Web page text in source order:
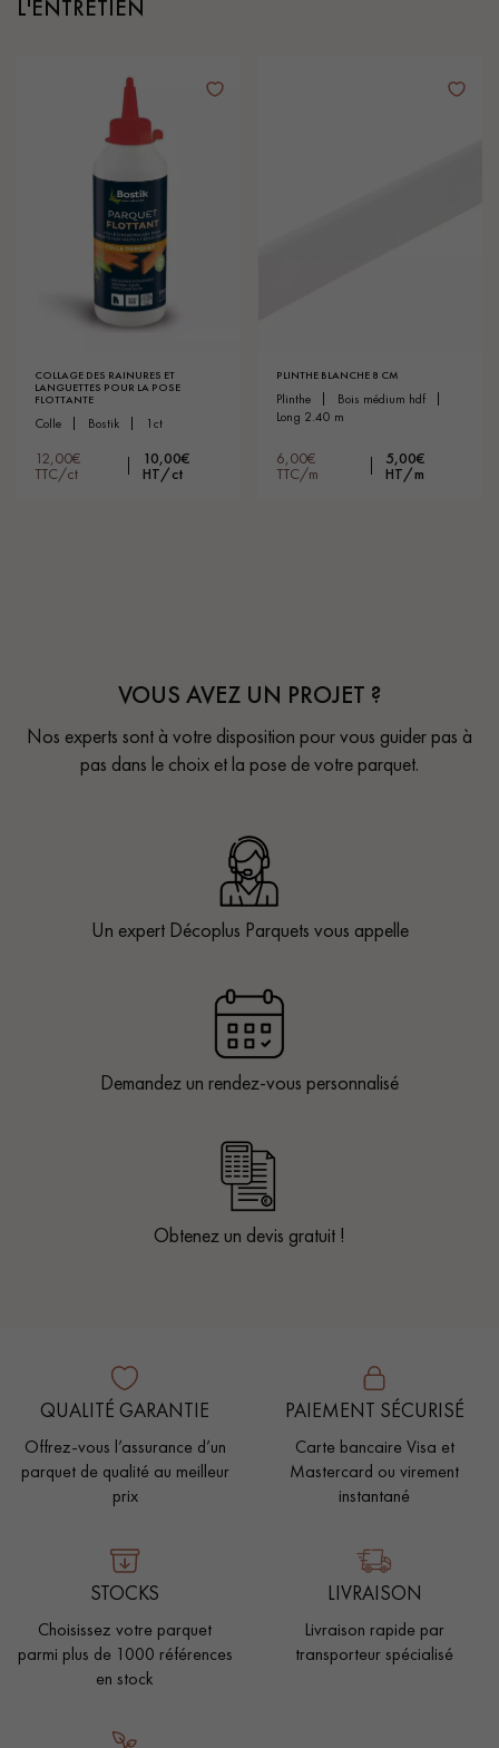
L'ENTRETIEN
COLLAGE DES RAINURES ET
LANGUETTES POUR LA POSE
FLOTTANTE
colle bostik 1ct
12,00€
TTC/ct
10,00€
HT/ct
PLINTHE BLANCHE 8 CM
plinthe
bois médium hdf
long 2.40 m
6,00€
TTC/m
5,00€
HT/m
VOUS AVEZ UN PROJET ?
Nos experts sont à votre disposition pour vous guider pas à
pas dans le choix et la pose de votre parquet.
Un expert Décoplus Parquets vous appelle
Demandez un rendez-vous personnalisé
Obtenez un devis gratuit !
QUALITÉ GARANTIE
Offrez-vous l’assurance d’un
parquet de qualité au meilleur
prix
PAIEMENT SÉCURISÉ
Carte bancaire Visa et
Mastercard ou virement
instantané
STOCKS
Choisissez votre parquet
parmi plus de 1000 références
en stock
LIVRAISON
Livraison rapide par
transporteur spécialisé